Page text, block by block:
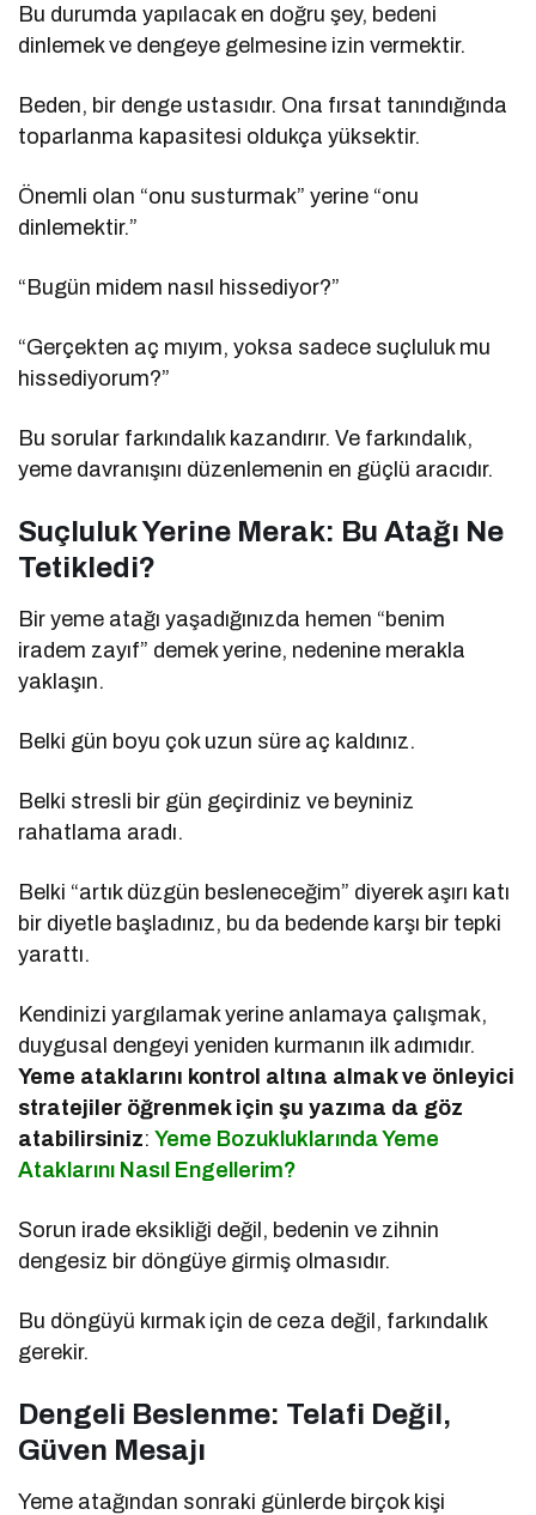
Bu durumda yapılacak en doğru şey, bedeni
dinlemek ve dengeye gelmesine izin vermektir.
Beden, bir denge ustasıdır. Ona fırsat tanındığında
toparlanma kapasitesi oldukça yüksektir.
Önemli olan “onu susturmak” yerine “onu
dinlemektir.”
“Bugün midem nasıl hissediyor?”
“Gerçekten aç mıyım, yoksa sadece suçluluk mu
hissediyorum?”
Bu sorular farkındalık kazandırır. Ve farkındalık,
yeme davranışını düzenlemenin en güçlü aracıdır.
Suçluluk Yerine Merak: Bu Atağı Ne
Tetikledi?
Bir yeme atağı yaşadığınızda hemen “benim
iradem zayıf” demek yerine, nedenine merakla
yaklaşın.
Belki gün boyu çok uzun süre aç kaldınız.
Belki stresli bir gün geçirdiniz ve beyniniz
rahatlama aradı.
Belki “artık düzgün besleneceğim” diyerek aşırı katı
bir diyetle başladınız, bu da bedende karşı bir tepki
yarattı.
Kendinizi yargılamak yerine anlamaya çalışmak,
duygusal dengeyi yeniden kurmanın ilk adımıdır.
Yeme ataklarını kontrol altına almak ve önleyici
stratejiler öğrenmek için şu yazıma da göz
atabilirsiniz:Yeme Bozukluklarında Yeme
Ataklarını Nasıl Engellerim?
Sorun irade eksikliği değil, bedenin ve zihnin
dengesiz bir döngüye girmiş olmasıdır.
Bu döngüyü kırmak için de ceza değil, farkındalık
gerekir.
Dengeli Beslenme: Telafi Değil,
Güven Mesajı
Yeme atağından sonraki günlerde birçok kişi